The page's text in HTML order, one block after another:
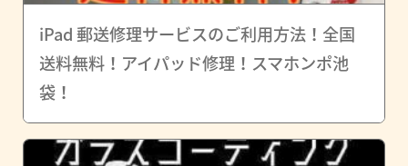
iPad 郵送修理サービスのご利用方法！全国
送料無料！アイパッド修理！スマホンポ池
袋！